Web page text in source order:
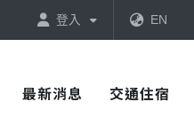
登入 EN
最新消息 交通住宿